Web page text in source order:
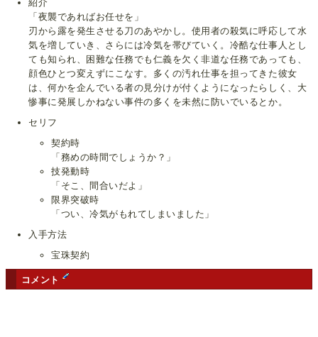
紹介
「夜襲であればお任せを」
刃から露を発生させる刀のあやかし。使用者の殺気に呼応して水
気を増していき、さらには冷気を帯びていく。冷酷な仕事人とし
ても知られ、困難な任務でも仁義を欠く非道な任務であっても、
顔色ひとつ変えずにこなす。多くの汚れ仕事を担ってきた彼女
は、何かを企んでいる者の見分けが付くようになったらしく、大
惨事に発展しかねない事件の多くを未然に防いでいるとか。
セリフ
契約時
「務めの時間でしょうか？」
技発動時
「そこ、間合いだよ」
限界突破時
「つい、冷気がもれてしまいました」
入手方法
宝珠契約
コメント